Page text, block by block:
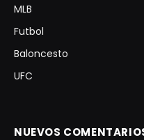
MLB
Futbol
Baloncesto
UFC
NUEVOS